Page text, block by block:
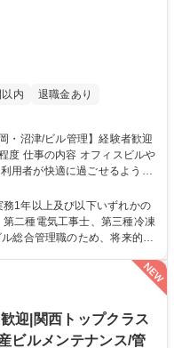
内 退職金あり
ルや
用者が快適に過ごせるよう環
体制のもと、スキルを磨きな
ニター
期点検のスケジュール作成/各
時対応（地震発生後の点検、
クラスの棟管理・残業月15h
1年以上及び以下いずれかの
二種電気工事士、第三種冷凍
件数は約2,300棟と関西トッ
密企業であるため、安心して
15h程度。プライベートとの
第二種電気工事士
迎|関西トップクラス
ビルメンテナンス/管